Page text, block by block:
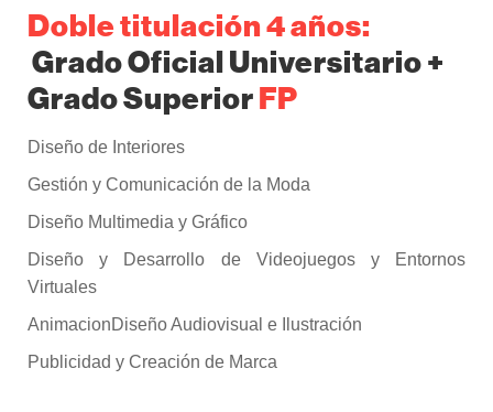
Doble titulación 4 años:
Grado Oficial Universitario +
Grado SuperiorFP
Diseño de Interiores
Gestión y Comunicación de la Moda
Diseño Multimedia y Gráfico
Diseño y Desarrollo de Videojuegos y Entornos
Virtuales
AnimacionDiseño Audiovisual e Ilustración
Publicidad y Creación de Marca